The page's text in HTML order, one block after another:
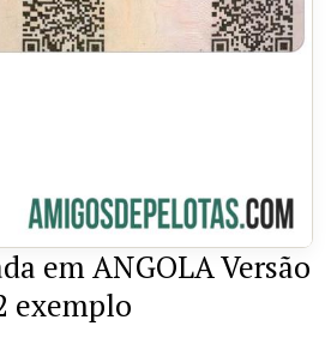
em ANGOLA Versão
exemplo